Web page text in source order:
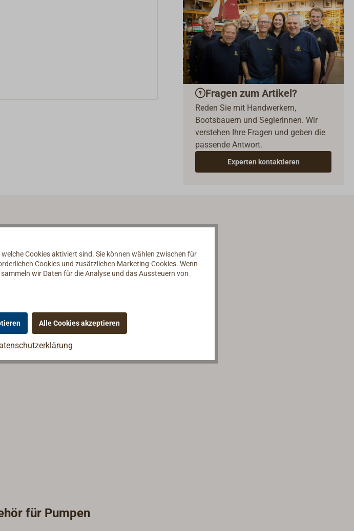
Fragen zum Artikel?
Reden Sie mit Handwerkern,
Bootsbauern und Seglerinnen. Wir
verstehen Ihre Fragen und geben die
passende Antwort.
Experten kontaktieren
für Pumpen
Cookies aktiviert sind. Sie können wählen zwischen für
Cookies und zusätzlichen Marketing-Cookies. Wenn
wir Daten für die Analyse und das Aussteuern von
Alle Cookies akzeptieren